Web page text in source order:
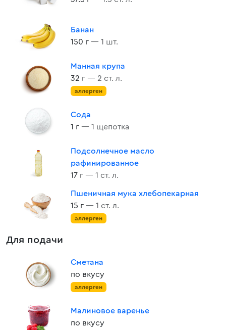
Банан
150 г — 1 шт.
Манная крупа
32 г — 2 ст. л.
аллерген
Сода
1 г — 1 щепотка
Подсолнечное масло
рафинированное
17 г — 1 ст. л.
Пшеничная мука хлебопекарная
15 г — 1 ст. л.
аллерген
Для подачи
Сметана
по вкусу
аллерген
Малиновое варенье
по вкусу